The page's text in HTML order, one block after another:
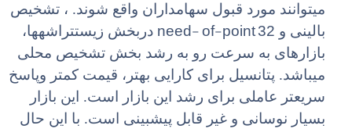
میتوانند مورد قبول سهامداران واقع شوند. ، تشخیص
بالینی و need- of-point 32 دربخش زیستتراشهها،
بازارهای به سرعت رو به رشد بخش تشخیص محلی
میباشد. پتانسیل برای کارایی بهتر، قیمت کمتر وپاسخ
سریعتر عاملی برای رشد این بازار است. این بازار
بسیار نوسانی و غیر قابل پیشبینی است. با این حال